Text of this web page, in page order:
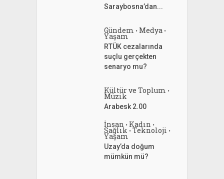
Saraybosna’dan...
Gündem • Medya •
Yaşam
RTÜK cezalarında
suçlu gerçekten
senaryo mu?
Kültür ve Toplum •
Müzik
Arabesk 2.00
İnsan • Kadın •
Sağlık • Teknoloji •
Yaşam
Uzay’da doğum
mümkün mü?